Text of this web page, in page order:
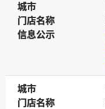
城市
城市
门店名称
门店名称
信息公示
信息公示
城市
城市
门店名称
门店名称